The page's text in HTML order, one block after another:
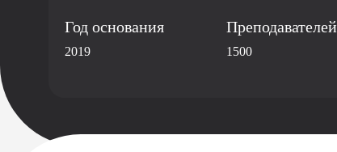
Год основания
2019
Преподавателей
1500